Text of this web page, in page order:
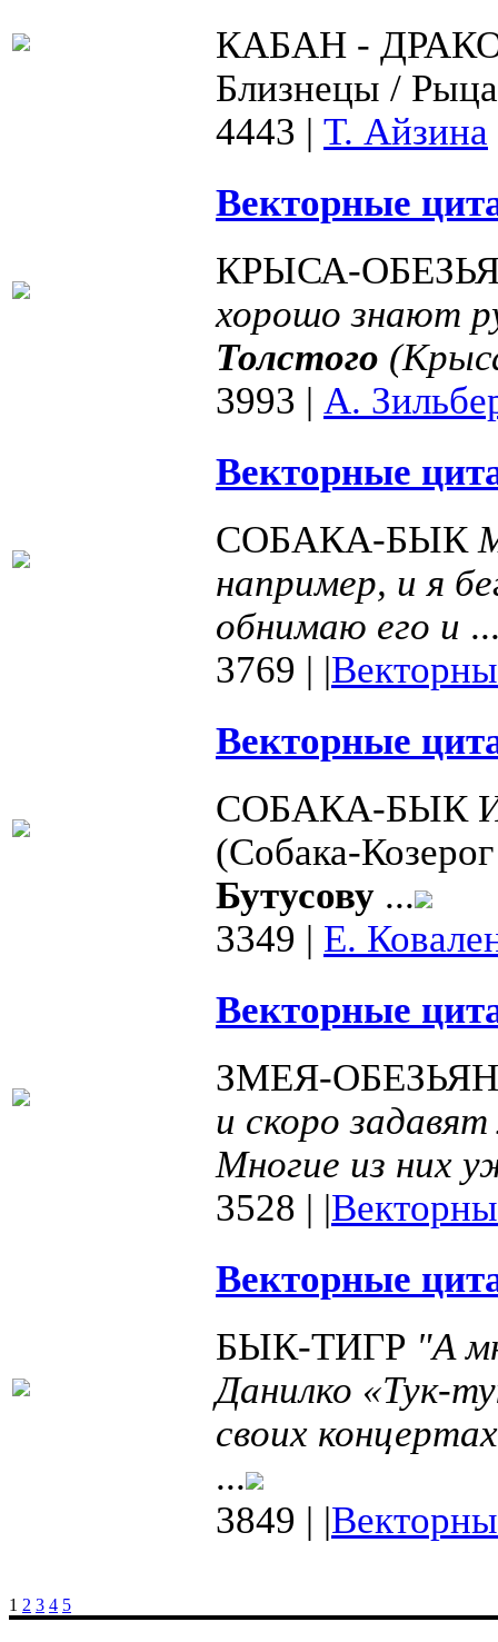
КАБАН -
Близнецы /
4443 | Т. Айзина
Векторные
КРЫСА-
хорошо знают
Толстого
3993 | А.
Векторные
СОБАКА-БЫК
например, и я
обнимаю его и
3769 | |
Векторные
СОБАКА-БЫК
(Собака-
Бутусову ...
3349 | Е.
Векторные
ЗМЕЯ-
и скоро
Многие из них
3528 | |
Векторные
БЫК-ТИГР "А
Данилко «Тук-
своих
...
3849 | |
1 2 3 4 5